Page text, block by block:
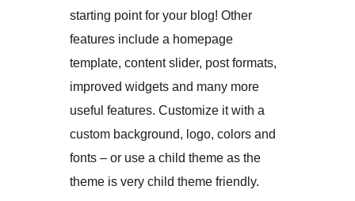
starting point for your blog! Other
features include a homepage
template, content slider, post formats,
improved widgets and many more
useful features. Customize it with a
custom background, logo, colors and
fonts – or use a child theme as the
theme is very child theme friendly.